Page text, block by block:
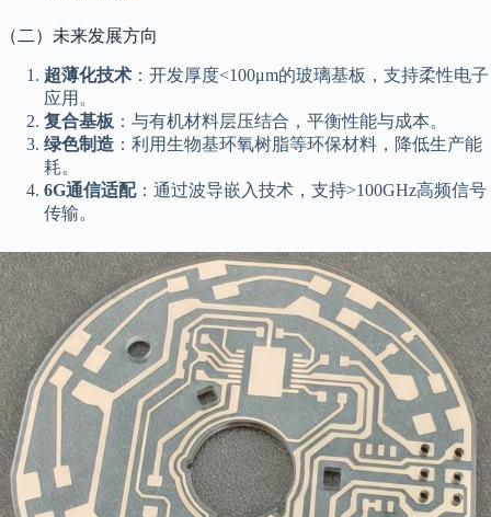
（二）未来发展方向
超薄化技术 ：开发厚度<100μm的玻璃基板，支持柔性电子
应用。
复合基板 ：与有机材料层压结合，平衡性能与成本。
绿色制造 ：利用生物基环氧树脂等环保材料，降低生产能
耗。
6G通信适配：通过波导嵌入技术，支持>100GHz高频信号
传输。